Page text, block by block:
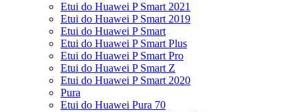
Etui do Huawei P Smart 2021
Etui do Huawei P Smart 2019
Etui do Huawei P Smart
Etui do Huawei P Smart Plus
Etui do Huawei P Smart Pro
Etui do Huawei P Smart Z
Etui do Huawei P Smart 2020
Pura
Etui do Huawei Pura 70